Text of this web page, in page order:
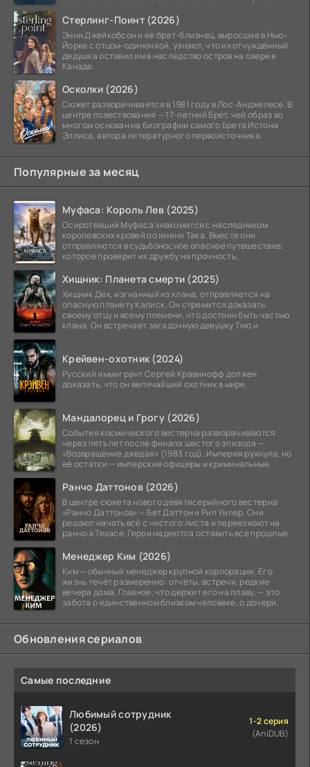
Стерлинг-Поинт (2026)
Энни Джейкобсон и её брат-близнец, выросшие в Нью-
Йорке с отцом-одиночкой, узнают, что их отчуждённый
дедушка оставил им в наследство остров на озере в
Канаде.
Осколки (2026)
Сюжет разворачивается в 1981 году в Лос-Анджелесе. В
центре повествования — 17-летний Брет, чей образ во
многом основан на биографии самого Брета Истона
Эллиса, автора литературного первоисточника.
Популярные за месяц
Муфаса: Король Лев (2025)
Осиротевший Муфаса знакомится с наследником
королевских кровей по имени Така. Вместе они
отправляются в судьбоносное опасное путешествие,
которое проверит их дружбу на прочность.
Хищник: Планета смерти (2025)
Хищник Дек, изгнанный из клана, отправляется на
опасную планету Калиск. Он стремится доказать
своему отцу и всему племени, что достоин быть частью
клана. Он встречает загадочную девушку Тию и
Крейвен-охотник (2024)
Русский иммигрант Сергей Кравинофф должен
доказать, что он величайший охотник в мире.
Мандалорец и Грогу (2026)
События космического вестерна разворачиваются
через пять лет после финала шестого эпизода —
«Возвращение джедая» (1983 год). Империя рухнула, но
её остатки — имперские офицеры и криминальные
Ранчо Даттонов (2026)
В центре сюжета нового девятисерийного вестерна
«Ранчо Даттонов» — Бет Даттон и Рип Уилер. Они
решают начать всё с чистого листа и переезжают на
ранчо в Техасе. Герои надеются оставить все прошлые
Менеджер Ким (2026)
Ким — обычный менеджер крупной корпорации. Его
жизнь течёт размеренно: отчёты, встречи, редкие
вечера дома. Главное, что держит его на плаву, — это
забота о единственном близком человеке, о дочери.
Обновления сериалов
Самые последние
Любимый сотрудник
(2026)
1 сезон
1-2 серия
(AniDUB)